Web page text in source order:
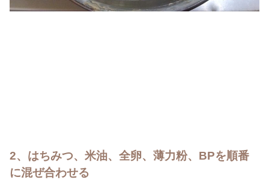
2、はちみつ、米油、全卵、薄力粉、BPを順番
に混ぜ合わせる